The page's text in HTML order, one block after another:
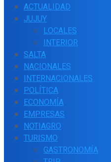
ACTUALIDAD
JUJUY
LOCALES
INTERIOR
SALTA
NACIONALES
INTERNACIONALES
POLÍTICA
ECONOMÍA
EMPRESAS
NOTIAGRO
TURISMO
GASTRONOMÍA